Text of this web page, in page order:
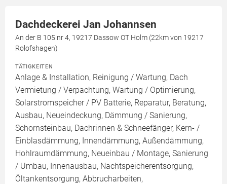
Dachdeckerei Jan Johannsen
An der B 105 nr 4, 19217 Dassow OT Holm (22km von 19217
Rolofshagen)
TÄTIGKEITEN
Anlage & Installation, Reinigung / Wartung, Dach
Vermietung / Verpachtung, Wartung / Optimierung,
Solarstromspeicher / PV Batterie, Reparatur, Beratung,
Ausbau, Neueindeckung, Dämmung / Sanierung,
Schornsteinbau, Dachrinnen & Schneefänger, Kern- /
Einblasdämmung, Innendämmung, Außendämmung,
Hohlraumdämmung, Neueinbau / Montage, Sanierung
/ Umbau, Innenausbau, Nachtspeicherentsorgung,
Öltankentsorgung, Abbrucharbeiten,